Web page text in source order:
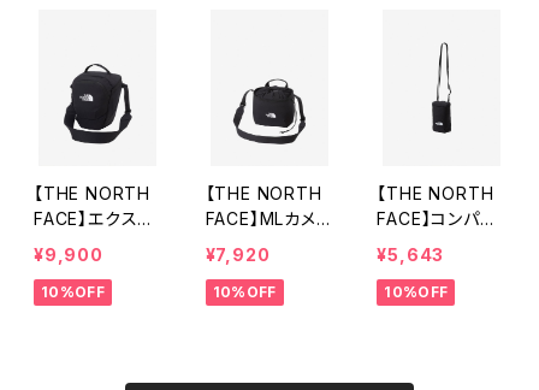
【THE NORTH
FACE】エクスプ
ローラーカメラ
バッグ
¥9,900
10%OFF
【THE NORTH
FACE】MLカメラ
バッグ
¥7,920
10%OFF
【THE NORTH
FACE】コンパク
トカメラバッグ
¥5,643
10%OFF